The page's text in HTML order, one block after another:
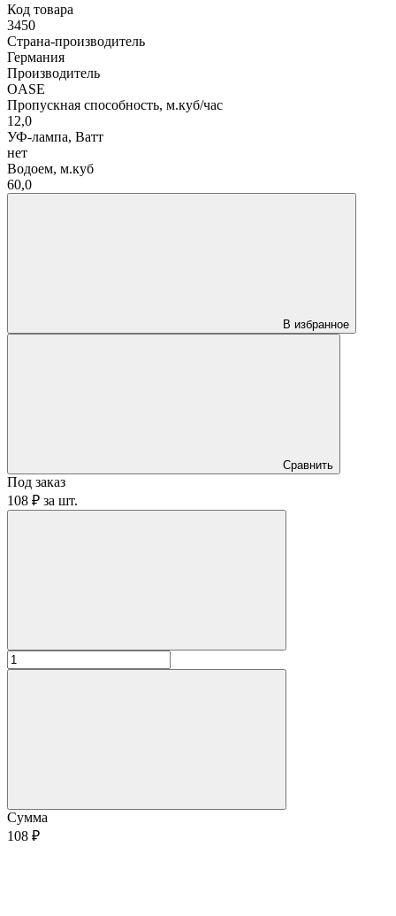
Код товара
3450
Страна-производитель
Германия
Производитель
OASE
Пропускная способность, м.куб/час
12,0
УФ-лампа, Ватт
нет
Водоем, м.куб
60,0
В избранное
Сравнить
Под заказ
108 ₽ за шт.
Сумма
108 ₽